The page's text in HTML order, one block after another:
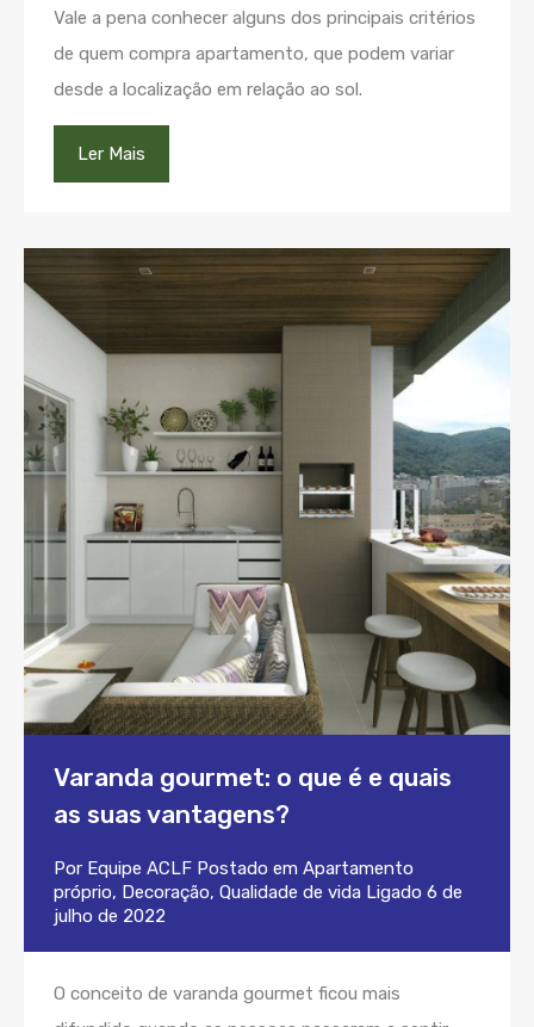
Vale a pena conhecer alguns dos principais critérios
de quem compra apartamento, que podem variar
desde a localização em relação ao sol.
Ler Mais
Varanda gourmet: o que é e quais
as suas vantagens?
Por Equipe ACLF Postado em Apartamento
próprio, Decoração, Qualidade de vida Ligado 6 de
julho de 2022
O conceito de varanda gourmet ficou mais